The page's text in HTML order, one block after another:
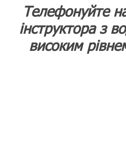
Телефонуйте
інструктора з
високим